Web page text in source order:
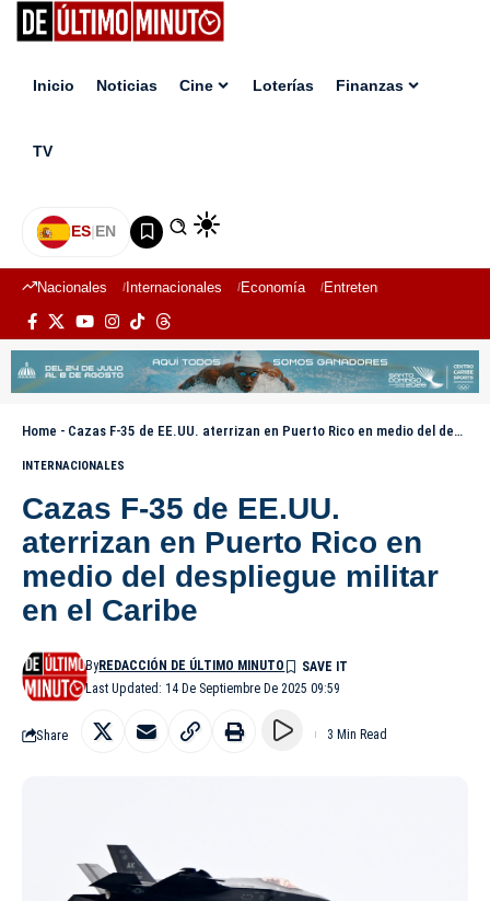
Inicio Noticias Cine Loterías Finanzas
TV
ES|EN
Nacionales Internacionales Economía Entretenimiento
Home - Cazas F-35 de EE.UU. aterrizan en Puerto Rico en medio del despliegue militar en el Caribe
INTERNACIONALES
Cazas F-35 de EE.UU.
aterrizan en Puerto Rico en
medio del despliegue militar
en el Caribe
Last Updated: 14 De Septiembre De 2025 09:59
ByREDACCIÓN DE ÚLTIMO MINUTO
Share 3 Min Read